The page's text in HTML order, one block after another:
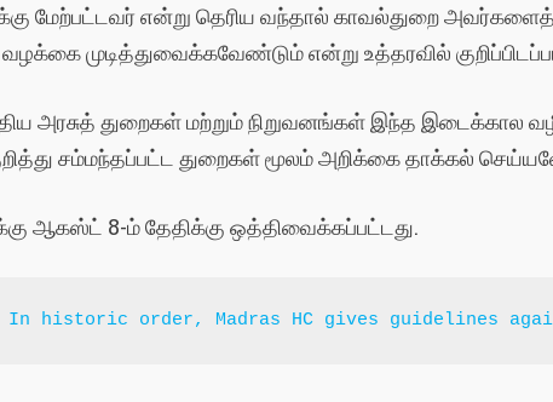
மேற்பட்டவர் என்று தெரிய வந்தால் காவல்துறை
முடித்துவைக்கவேண்டும் என்று உத்தரவில்
அரசுத் துறைகள் மற்றும் நிறுவனங்கள் இந்த இடைக்கால
சம்மந்தப்பட்ட துறைகள் மூலம் அறிக்கை தாக்கல்
ஆகஸ்ட் 8-ம் தேதிக்கு ஒத்திவைக்கப்பட்டது.
In historic order, Madras HC gives guidelines